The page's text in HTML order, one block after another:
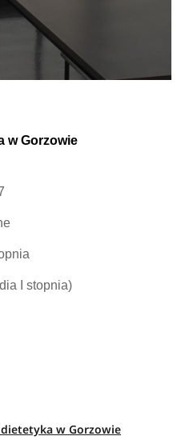
w Gorzowie
I stopnia)
w Gorzowie